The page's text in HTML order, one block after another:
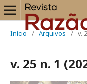
Início / Arquivos / v.
v. 25 n. 1